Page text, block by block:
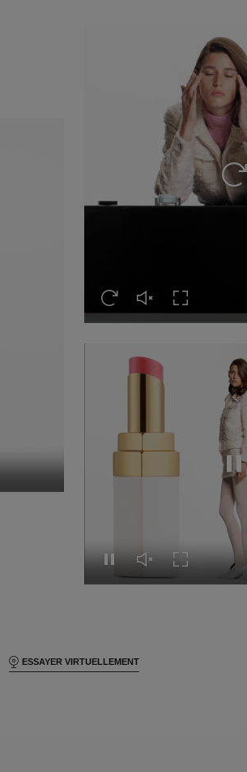
Revoir cette vidéo
Réactiver le son de
Activer le
Mettre cette vidéo en pause
Réactiver le son de
Activer le
ESSAYER VIRTUELLEMENT